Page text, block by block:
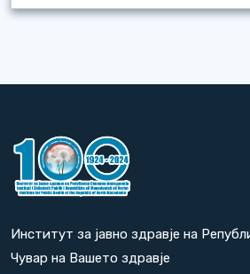
Институт за јавно здравје на
Чувар на Вашето здравје